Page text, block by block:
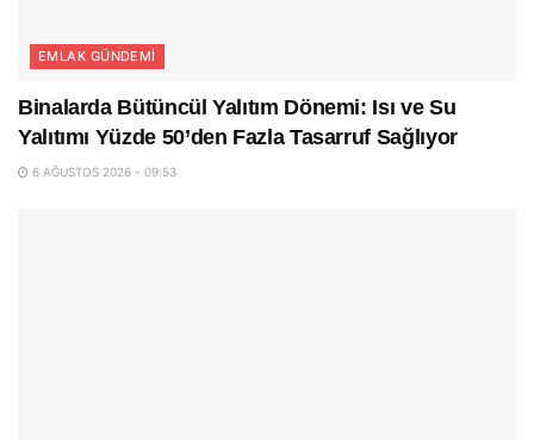
EMLAK GÜNDEMI
Binalarda Bütüncül Yalıtım Dönemi: Isı ve Su
Yalıtımı Yüzde 50’den Fazla Tasarruf Sağlıyor
6 AĞUSTOS 2026 - 09:53